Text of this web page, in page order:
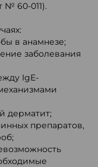
№ 60-011).
в анамнезе;
заболевания
IgE-
дерматит;
препаратов,